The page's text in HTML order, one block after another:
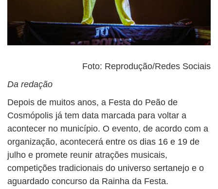
Foto: Reprodução/Redes Sociais
Da redação
Depois de muitos anos, a Festa do Peão de
Cosmópolis já tem data marcada para voltar a
acontecer no município. O evento, de acordo com a
organização, acontecerá entre os dias 16 e 19 de
julho e promete reunir atrações musicais,
competições tradicionais do universo sertanejo e o
aguardado concurso da Rainha da Festa.